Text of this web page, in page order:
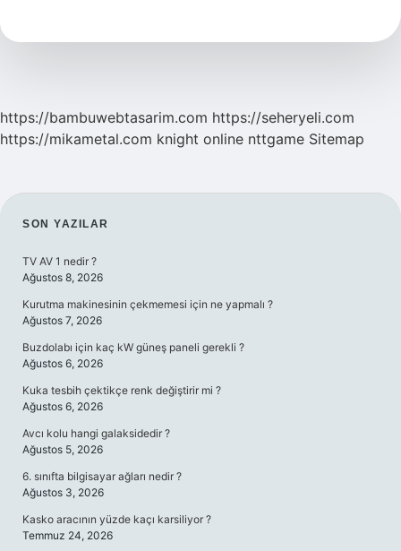
Çekilir
https://bambuwebtasarim.com https://seheryeli.com
https://mikametal.com knight online nttgame Sitemap
SIDEBAR
SON YAZILAR
TV AV 1 nedir ?
Ağustos 8, 2026
Kurutma makinesinin çekmemesi için ne yapmalı ?
Ağustos 7, 2026
Buzdolabı için kaç kW güneş paneli gerekli ?
Ağustos 6, 2026
Kuka tesbih çektikçe renk değiştirir mi ?
Ağustos 6, 2026
Avcı kolu hangi galaksidedir ?
Ağustos 5, 2026
6. sınıfta bilgisayar ağları nedir ?
Ağustos 3, 2026
Kasko aracının yüzde kaçı karsiliyor ?
Temmuz 24, 2026